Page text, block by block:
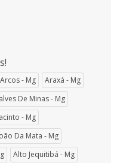
Arcos - Mg
Araxá - Mg
De Minas - Mg
- Mg
Da Mata - Mg
Alto Jequitibá - Mg